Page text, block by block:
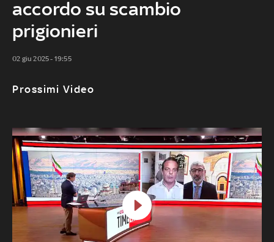
accordo su scambio
prigionieri
02 giu 2025 - 19:55
Prossimi Video